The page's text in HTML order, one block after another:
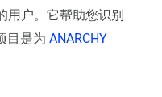
用户。它帮助您识别
目是为 ANARCHY